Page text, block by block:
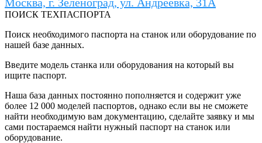
ПОИСК ТЕХПАСПОРТА
Поиск необходимого паспорта на станок или оборудование по
нашей базе данных.
Введите модель станка или оборудования на который вы
ищите паспорт.
Наша база данных постоянно пополняется и содержит уже
более 12 000 моделей паспортов, однако если вы не сможете
найти необходимую вам документацию, сделайте заявку и мы
сами постараемся найти нужный паспорт на станок или
оборудование.